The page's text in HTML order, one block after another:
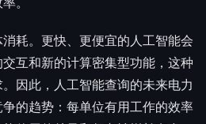
耗。更快、更便宜的人工智能会
互和新的计算密集型功能，这种
因此，人工智能查询的未来电力
的趋势：每单位有用工作的效率